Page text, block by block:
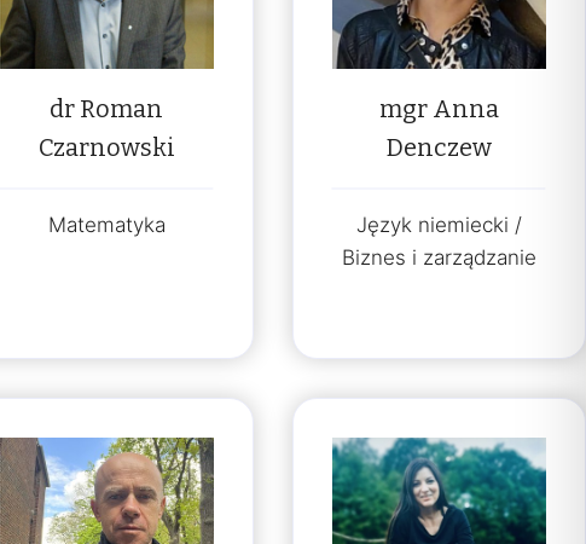
dr Roman
Czarnowski
Matematyka
mgr Anna
Denczew
Język niemiecki /
Biznes i zarządzanie